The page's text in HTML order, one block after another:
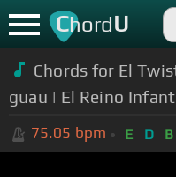
ChordU
Chords for El
guau | El Reino
75.05 bpm E D B